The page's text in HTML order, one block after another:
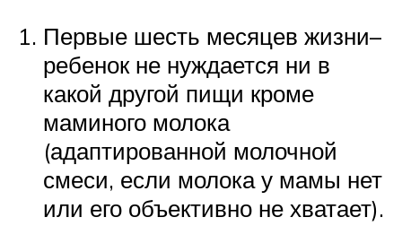
Первые шесть месяцев жизни–
ребенок не нуждается ни в
какой другой пищи кроме
маминого молока
(адаптированной молочной
смеси, если молока у мамы нет
или его объективно не хватает).